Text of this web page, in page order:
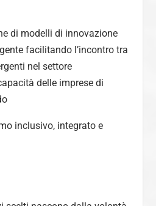
di modelli di innovazione
facilitando l’incontro tra
nel settore
delle imprese di
inclusivo, integrato e